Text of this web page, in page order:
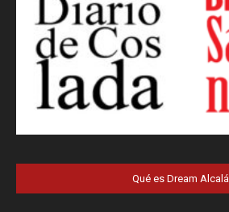
Qué es Dream Alcalá